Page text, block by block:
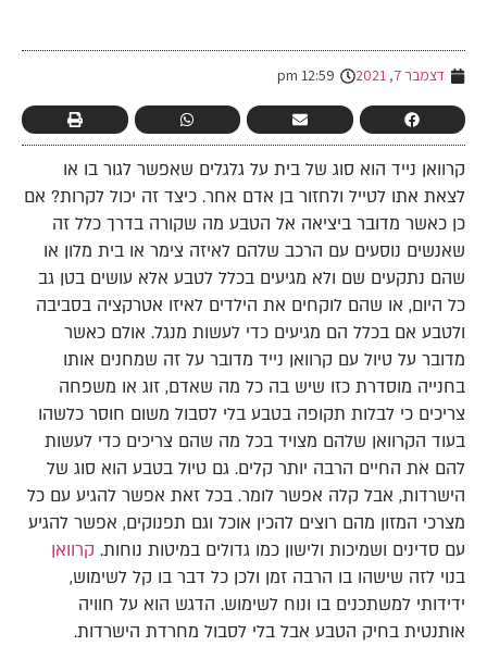
דצמבר 7, 2021 12:59 pm
קרוואן נייד הוא סוג של בית על גלגלים שאפשר לגור בו או
לצאת אתו לטייל ולחזור בן אדם אחר. כיצד זה יכול לקרות? אם
כן כאשר מדובר ביציאה אל הטבע מה שקורה בדרך כלל זה
שאנשים נוסעים עם הרכב שלהם לאיזה צימר או בית מלון או
שהם נתקעים שם ולא מגיעים בכלל לטבע אלא עושים בטן גב
כל היום, או שהם לוקחים את הילדים לאיזו אטרקציה בסביבה
ולטבע אם בכלל הם מגיעים כדי לעשות מנגל. אולם כאשר
מדובר על טיול עם קרוואן נייד מדובר על זה שמחנים אותו
בחנייה מוסדרת כזו שיש בה כל מה שאדם, זוג או משפחה
צריכים כי לבלות תקופה בטבע בלי לסבול משום חוסר כלשהו
בעוד הקרוואן שלהם מצויד בכל מה שהם צריכים כדי לעשות
להם את החיים הרבה יותר קלים. גם טיול בטבע הוא סוג של
הישרדות, אבל קלה אפשר לומר. בכל זאת אפשר להגיע עם כל
מצרכי המזון מהם רוצים להכין אוכל וגם תפנוקים, אפשר להגיע
עם סדינים ושמיכות ולישון כמו גדולים במיטות נוחות. קרוואן
בנוי לזה שישהו בו הרבה זמן ולכן כל דבר בו קל לשימוש,
ידידותי למשתכנים בו ונוח לשימוש. הדגש הוא על חוויה
אותנטית בחיק הטבע אבל בלי לסבול מחרדת הישרדות.